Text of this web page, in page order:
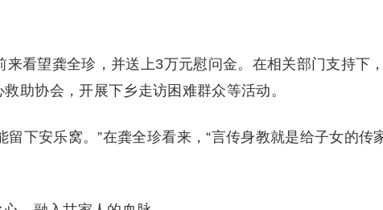
看望龚全珍，并送上3万元慰问金。在相关部门支持下，
助协会，开展下乡走访困难群众等活动。
留下安乐窝。”在龚全珍看来，“言传身教就是给子女的传